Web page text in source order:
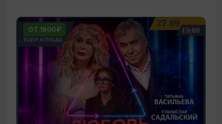
ОТ 1800₽